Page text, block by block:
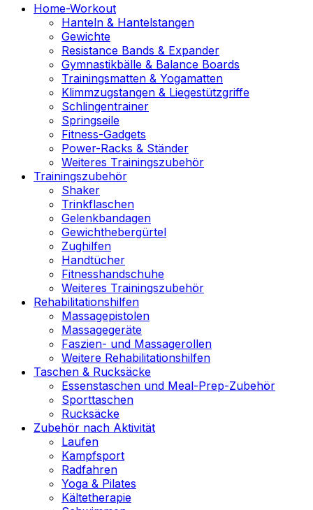
Home-Workout
Hanteln & Hantelstangen
Gewichte
Resistance Bands & Expander
Gymnastikbälle & Balance Boards
Trainingsmatten & Yogamatten
Klimmzugstangen & Liegestützgriffe
Schlingentrainer
Springseile
Fitness-Gadgets
Power-Racks & Ständer
Weiteres Trainingszubehör
Trainingszubehör
Shaker
Trinkflaschen
Gelenkbandagen
Gewichthebergürtel
Zughilfen
Handtücher
Fitnesshandschuhe
Weiteres Trainingszubehör
Rehabilitationshilfen
Massagepistolen
Massagegeräte
Faszien- und Massagerollen
Weitere Rehabilitationshilfen
Taschen & Rucksäcke
Essenstaschen und Meal-Prep-Zubehör
Sporttaschen
Rucksäcke
Zubehör nach Aktivität
Laufen
Kampfsport
Radfahren
Yoga & Pilates
Kältetherapie